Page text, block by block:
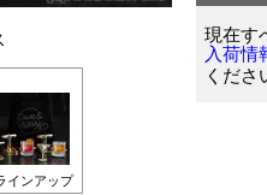
インアップ
現在す
入荷情
くださ